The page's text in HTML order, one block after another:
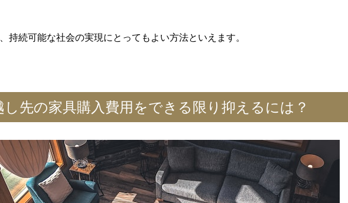
持続可能な社会の実現にとってもよい方法といえます。
し先の家具購入費用をできる限り抑えるには？